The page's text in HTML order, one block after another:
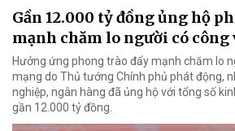
Gần 12.000 tỷ đồng ủng hộ
mạnh chăm lo người có công
Hưởng ứng phong trào đẩy mạnh chăm lo
mạng do Thủ tướng Chính phủ phát động,
nghiệp, ngân hàng đã ủng hộ với tổng số
gần 12.000 tỷ đồng.